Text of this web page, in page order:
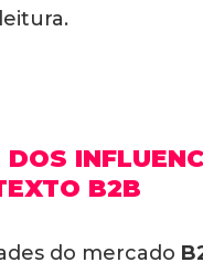
B2B
do mercado